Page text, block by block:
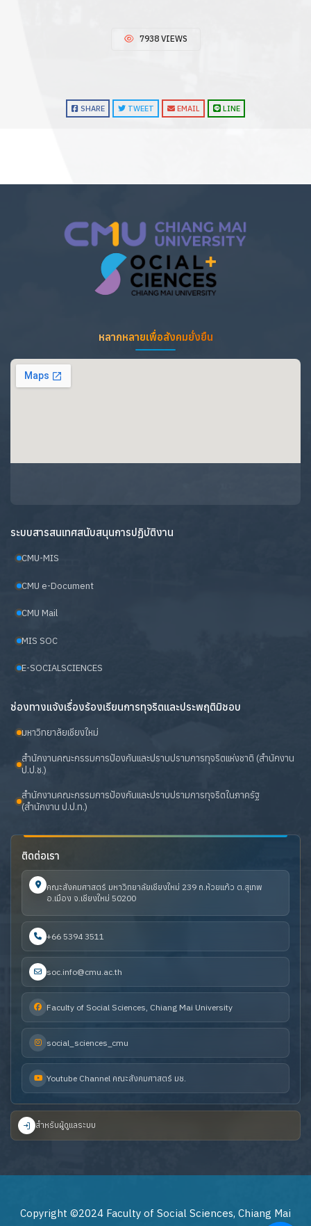
7938 VIEWS
SHARE TWEET EMAIL LINE
หลากหลายเพื่อสังคมยั่งยืน
ระบบสารสนเทศสนับสนุนการปฏิบัติงาน
CMU-MIS
CMU e-Document
CMU Mail
MIS SOC
E-SOCIALSCIENCES
ช่องทางแจ้งเรื่องร้องเรียนการทุจริตและประพฤติมิชอบ
มหาวิทยาลัยเชียงใหม่
สำนักงานคณะกรรมการป้องกันและปราบปรามการทุจริตแห่งชาติ (สำนักงาน
ป.ป.ช.)
สำนักงานคณะกรรมการป้องกันและปราบปรามการทุจริตในภาครัฐ
(สำนักงาน ป.ป.ท.)
ติดต่อเรา
คณะสังคมศาสตร์ มหาวิทยาลัยเชียงใหม่ 239 ถ.ห้วยแก้ว ต.สุเทพ
อ.เมือง จ.เชียงใหม่ 50200
+66 5394 3511
soc.info@cmu.ac.th
Faculty of Social Sciences, Chiang Mai University
social_sciences_cmu
Youtube Channel คณะสังคมศาสตร์ มช.
สำหรับผู้ดูแลระบบ
Copyright ©2024 Faculty of Social Sciences, Chiang Mai